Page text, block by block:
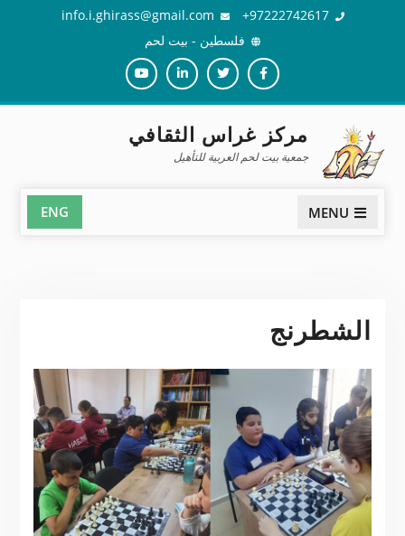
97222742617+
info.i.ghirass@gmail.com
فلسطين - بيت لحم
مركز غراس الثقافي
جمعية بيت لحم العربية للتأهيل
MENU
ENG
الشطرنج